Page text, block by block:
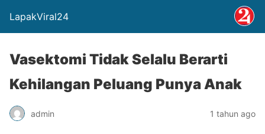
LapakViral24
Vasektomi Tidak Selalu Berarti
Kehilangan Peluang Punya Anak
admin 1 tahun ago